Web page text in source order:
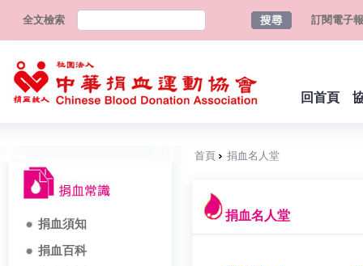
全文檢索 訂閱電子報
回首頁
捐血須知
捐血百科
首頁 捐血名人堂
捐血名人堂